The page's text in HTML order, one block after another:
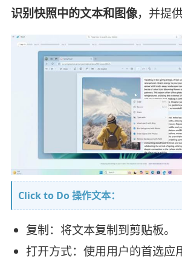
识别快照中的文本和图像，并提
Click to Do 操作文本：
复制：将文本复制到剪贴板。
打开方式：使用用户的首选应